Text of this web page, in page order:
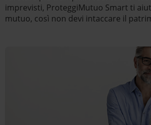
imprevisti, ProteggiMutuo Smart ti
mutuo, così non devi intaccare il